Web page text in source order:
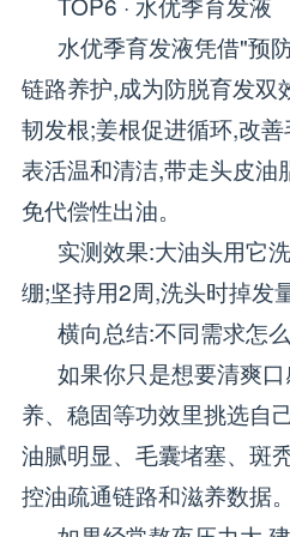
水优季育发液凭借"预
链路养护,成为防脱育发双
韧发根;姜根促进循环,改
表活温和清洁,带走头皮油
免代偿性出油。
实测效果:大油头用它
绷;坚持用2周,洗头时掉发
横向总结:不同需求怎
如果你只是想要清爽
养、稳固等功效里挑选自
油腻明显、毛囊堵塞、斑
控油疏通链路和滋养数据。